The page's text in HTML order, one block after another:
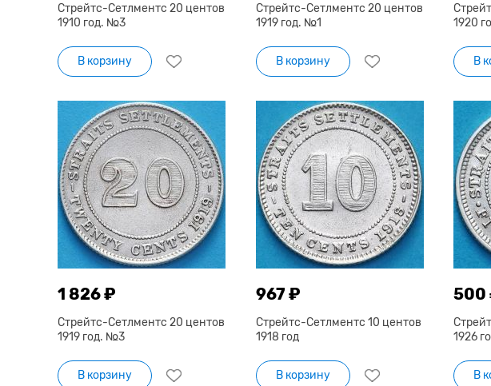
Стрейтс-Сетлментс 20 центов
1910 год. №3
В корзину
Стрейтс-Сетлментс 20 центов
1919 год. №1
В корзину
1920
В
1 826 ₽
Стрейтс-Сетлментс 20 центов
1919 год. №3
В корзину
967 ₽
Стрейтс-Сетлментс 10 центов
1918 год
В корзину
500
1926
В